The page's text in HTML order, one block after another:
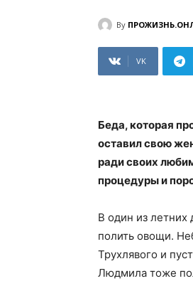
By
VK
Беда, которая
оставил свою
ради своих
процедуры и
В один из летних
полить овощи.
Трухлявого и
Людмила тоже